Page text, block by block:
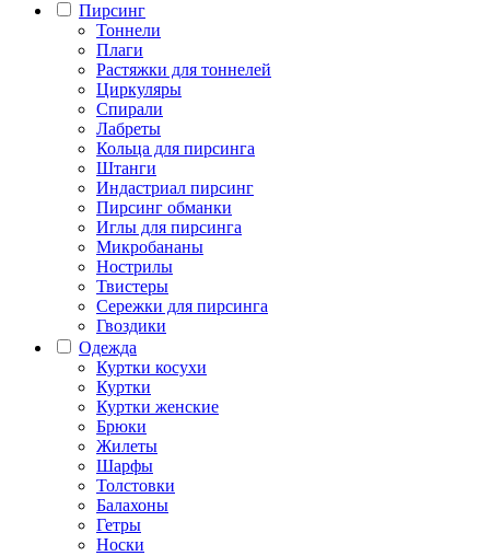
Пирсинг
Тоннели
Плаги
Растяжки для тоннелей
Циркуляры
Спирали
Лабреты
Кольца для пирсинга
Штанги
Индастриал пирсинг
Пирсинг обманки
Иглы для пирсинга
Микробананы
Нострилы
Твистеры
Сережки для пирсинга
Гвоздики
Одежда
Куртки косухи
Куртки
Куртки женские
Брюки
Жилеты
Шарфы
Толстовки
Балахоны
Гетры
Носки